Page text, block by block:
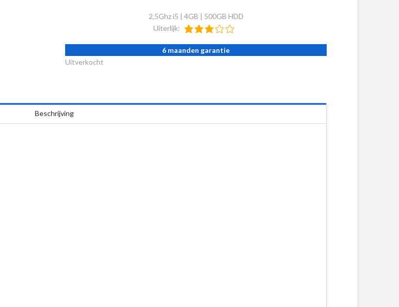
2,5Ghz i5 | 4GB | 500GB HDD
Uiterlijk:
6 maanden garantie
Uitverkocht
Beschrijving